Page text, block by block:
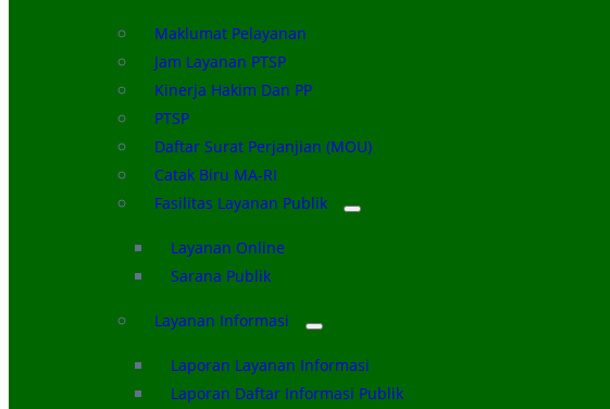
Maklumat Pelayanan
Jam Layanan PTSP
Kinerja Hakim Dan PP
PTSP
Daftar Surat Perjanjian (MOU)
Catak Biru MA-RI
Fasilitas Layanan Publik
Layanan Online
Sarana Publik
Layanan Informasi
Laporan Layanan Informasi
Laporan Daftar Informasi Publik